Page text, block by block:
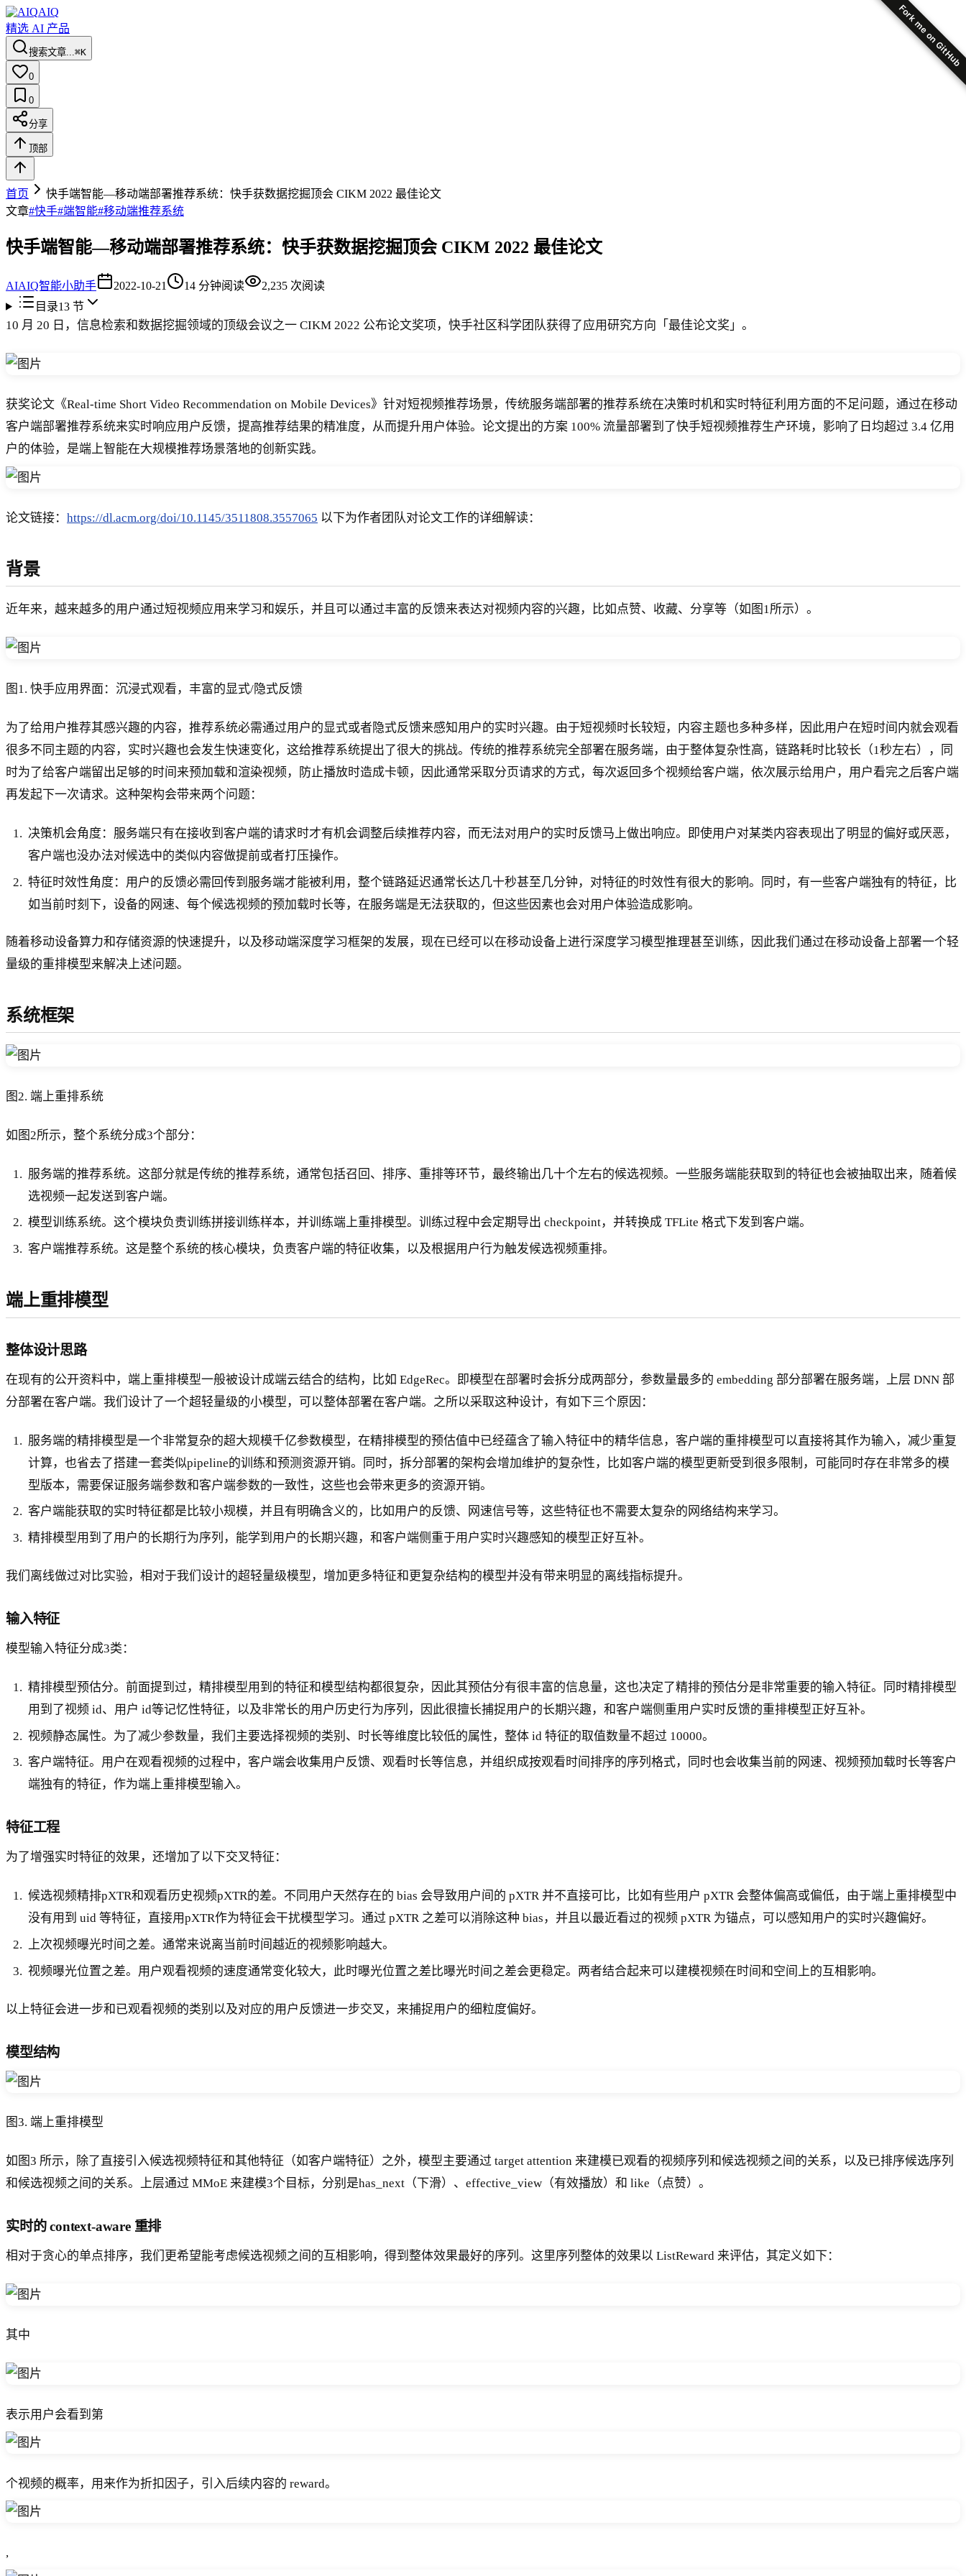
Fork me on GitHub
AIQ
精选 AI 产品
搜索文章...⌘K
0
0
分享
顶部
首页
快手端智能—移动端部署推荐系统：快手获数据挖掘顶会 CIKM 2022 最佳论文
文章#快手#端智能#移动端推荐系统
快手端智能—移动端部署推荐系统：快手获数据挖掘顶会 CIKM 2022 最佳论文
AIAIQ智能小助手 2022-10-21 14 分钟阅读 2,235 次阅读
目录13节
10 月 20 日，信息检索和数据挖掘领域的顶级会议之一 CIKM 2022 公布论文奖项，快手社区科学团队获得了应用研究方向「最佳论文奖」。
获奖论文《Real-time Short Video Recommendation on Mobile Devices》针对短视频推荐场景，传统服务端部署的推荐系统在决策时机和实时特征利用方面的不足问题，通过在移动
客户端部署推荐系统来实时响应用户反馈，提高推荐结果的精准度，从而提升用户体验。论文提出的方案 100% 流量部署到了快手短视频推荐生产环境，影响了日均超过 3.4 亿用
户的体验，是端上智能在大规模推荐场景落地的创新实践。
论文链接： https://dl.acm.org/doi/10.1145/3511808.3557065 以下为作者团队对论文工作的详细解读：
背景
近年来，越来越多的用户通过短视频应用来学习和娱乐，并且可以通过丰富的反馈来表达对视频内容的兴趣，比如点赞、收藏、分享等（如图1所示）。
图1. 快手应用界面：沉浸式观看，丰富的显式/隐式反馈
为了给用户推荐其感兴趣的内容，推荐系统必需通过用户的显式或者隐式反馈来感知用户的实时兴趣。由于短视频时长较短，内容主题也多种多样，因此用户在短时间内就会观看
很多不同主题的内容，实时兴趣也会发生快速变化，这给推荐系统提出了很大的挑战。传统的推荐系统完全部署在服务端，由于整体复杂性高，链路耗时比较长（1秒左右），同
时为了给客户端留出足够的时间来预加载和渲染视频，防止播放时造成卡顿，因此通常采取分页请求的方式，每次返回多个视频给客户端，依次展示给用户，用户看完之后客户端
再发起下一次请求。这种架构会带来两个问题：
决策机会角度：服务端只有在接收到客户端的请求时才有机会调整后续推荐内容，而无法对用户的实时反馈马上做出响应。即使用户对某类内容表现出了明显的偏好或厌恶，
客户端也没办法对候选中的类似内容做提前或者打压操作。
特征时效性角度：用户的反馈必需回传到服务端才能被利用，整个链路延迟通常长达几十秒甚至几分钟，对特征的时效性有很大的影响。同时，有一些客户端独有的特征，比
如当前时刻下，设备的网速、每个候选视频的预加载时长等，在服务端是无法获取的，但这些因素也会对用户体验造成影响。
随着移动设备算力和存储资源的快速提升，以及移动端深度学习框架的发展，现在已经可以在移动设备上进行深度学习模型推理甚至训练，因此我们通过在移动设备上部署一个轻
量级的重排模型来解决上述问题。
系统框架
图2. 端上重排系统
如图2所示，整个系统分成3个部分：
服务端的推荐系统。这部分就是传统的推荐系统，通常包括召回、排序、重排等环节，最终输出几十个左右的候选视频。一些服务端能获取到的特征也会被抽取出来，随着候
选视频一起发送到客户端。
模型训练系统。这个模块负责训练拼接训练样本，并训练端上重排模型。训练过程中会定期导出 checkpoint，并转换成 TFLite 格式下发到客户端。
客户端推荐系统。这是整个系统的核心模块，负责客户端的特征收集，以及根据用户行为触发候选视频重排。
端上重排模型
整体设计思路
在现有的公开资料中，端上重排模型一般被设计成端云结合的结构，比如 EdgeRec。即模型在部署时会拆分成两部分，参数量最多的 embedding 部分部署在服务端，上层 DNN 部
分部署在客户端。我们设计了一个超轻量级的小模型，可以整体部署在客户端。之所以采取这种设计，有如下三个原因：
服务端的精排模型是一个非常复杂的超大规模千亿参数模型，在精排模型的预估值中已经蕴含了输入特征中的精华信息，客户端的重排模型可以直接将其作为输入，减少重复
计算，也省去了搭建一套类似pipeline的训练和预测资源开销。同时，拆分部署的架构会增加维护的复杂性，比如客户端的模型更新受到很多限制，可能同时存在非常多的模
型版本，需要保证服务端参数和客户端参数的一致性，这些也会带来更多的资源开销。
客户端能获取的实时特征都是比较小规模，并且有明确含义的，比如用户的反馈、网速信号等，这些特征也不需要太复杂的网络结构来学习。
精排模型用到了用户的长期行为序列，能学到用户的长期兴趣，和客户端侧重于用户实时兴趣感知的模型正好互补。
我们离线做过对比实验，相对于我们设计的超轻量级模型，增加更多特征和更复杂结构的模型并没有带来明显的离线指标提升。
输入特征
模型输入特征分成3类：
精排模型预估分。前面提到过，精排模型用到的特征和模型结构都很复杂，因此其预估分有很丰富的信息量，这也决定了精排的预估分是非常重要的输入特征。同时精排模型
用到了视频 id、用户 id等记忆性特征，以及非常长的用户历史行为序列，因此很擅长捕捉用户的长期兴趣，和客户端侧重用户实时反馈的重排模型正好互补。
视频静态属性。为了减少参数量，我们主要选择视频的类别、时长等维度比较低的属性，整体 id 特征的取值数量不超过 10000。
客户端特征。用户在观看视频的过程中，客户端会收集用户反馈、观看时长等信息，并组织成按观看时间排序的序列格式，同时也会收集当前的网速、视频预加载时长等客户
端独有的特征，作为端上重排模型输入。
特征工程
为了增强实时特征的效果，还增加了以下交叉特征：
候选视频精排pXTR和观看历史视频pXTR的差。不同用户天然存在的 bias 会导致用户间的 pXTR 并不直接可比，比如有些用户 pXTR 会整体偏高或偏低，由于端上重排模型中
没有用到 uid 等特征，直接用pXTR作为特征会干扰模型学习。通过 pXTR 之差可以消除这种 bias，并且以最近看过的视频 pXTR 为锚点，可以感知用户的实时兴趣偏好。
上次视频曝光时间之差。通常来说离当前时间越近的视频影响越大。
视频曝光位置之差。用户观看视频的速度通常变化较大，此时曝光位置之差比曝光时间之差会更稳定。两者结合起来可以建模视频在时间和空间上的互相影响。
以上特征会进一步和已观看视频的类别以及对应的用户反馈进一步交叉，来捕捉用户的细粒度偏好。
模型结构
图3. 端上重排模型
如图3 所示，除了直接引入候选视频特征和其他特征（如客户端特征）之外，模型主要通过 target attention 来建模已观看的视频序列和候选视频之间的关系，以及已排序候选序列
和候选视频之间的关系。上层通过 MMoE 来建模3个目标，分别是has_next（下滑）、effective_view（有效播放）和 like（点赞）。
实时的 context-aware 重排
相对于贪心的单点排序，我们更希望能考虑候选视频之间的互相影响，得到整体效果最好的序列。这里序列整体的效果以 ListReward 来评估，其定义如下：
其中
表示用户会看到第
个视频的概率，用来作为折扣因子，引入后续内容的 reward。
,